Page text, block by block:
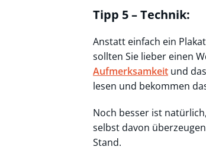
Tipp 5 – Technik:
Anstatt einfach ein
sollten Sie lieber einen
Aufmerksamkeit und
lesen und bekommen
Noch besser ist
selbst davon
Stand.